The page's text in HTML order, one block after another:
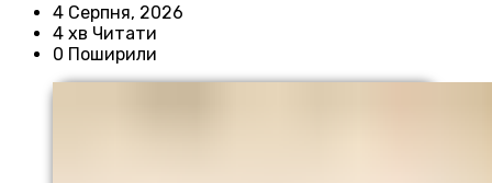
4 Серпня, 2026
4 хв Читати
0 Поширили